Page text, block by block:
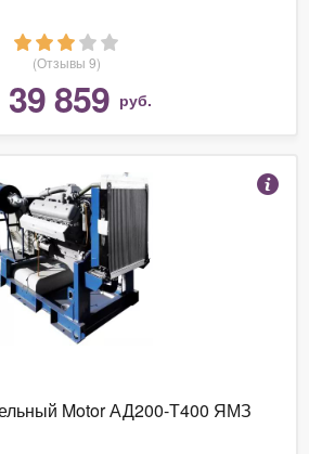
(Отзывы 9)
39 859 руб.
Motor АД200-Т400 ЯМЗ